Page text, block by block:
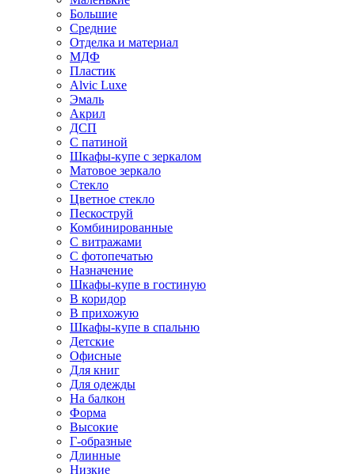
Большие
Средние
Отделка и материал
МДФ
Пластик
Alvic Luxe
Эмаль
Акрил
ДСП
С патиной
Шкафы-купе с зеркалом
Матовое зеркало
Стекло
Цветное стекло
Пескоструй
Комбинированные
С витражами
С фотопечатью
Назначение
Шкафы-купе в гостиную
В коридор
В прихожую
Шкафы-купе в спальню
Детские
Офисные
Для книг
Для одежды
На балкон
Форма
Высокие
Г-образные
Длинные
Низкие